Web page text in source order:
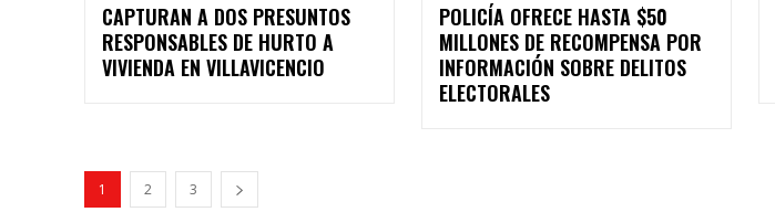
CAPTURAN A DOS PRESUNTOS
RESPONSABLES DE HURTO A
VIVIENDA EN VILLAVICENCIO
POLICÍA OFRECE HASTA $50
MILLONES DE RECOMPENSA POR
INFORMACIÓN SOBRE DELITOS
ELECTORALES
1 2 3